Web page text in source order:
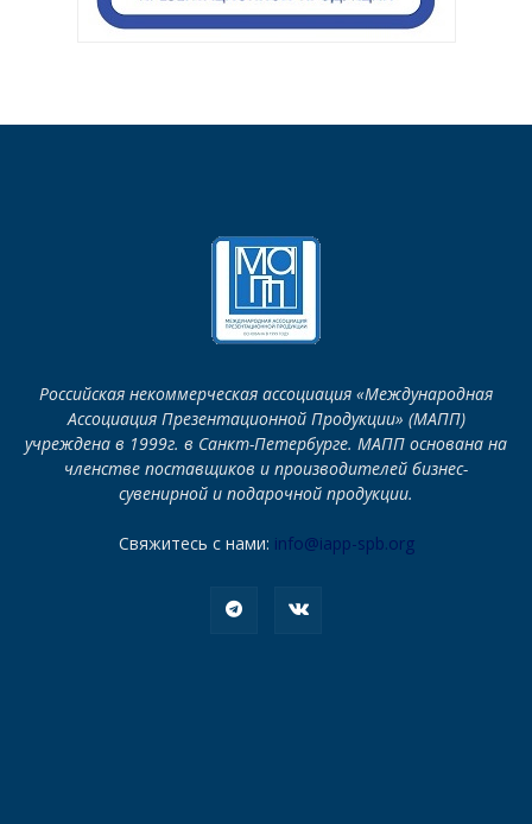
Российская некоммерческая ассоциация «Международная
Ассоциация Презентационной Продукции» (МАПП)
учреждена в 1999г. в Санкт-Петербурге. МАПП основана на
членстве поставщиков и производителей бизнес-
сувенирной и подарочной продукции.
Свяжитесь с нами: info@iapp-spb.org